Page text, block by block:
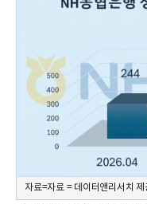
자료=자료 = 데이터앤리서치